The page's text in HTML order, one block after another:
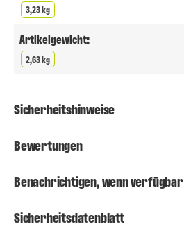
3,23 kg
Artikelgewicht:
2,63 kg
Sicherheitshinweise
Bewertungen
Benachrichtigen, wenn verfügbar
Sicherheitsdatenblatt